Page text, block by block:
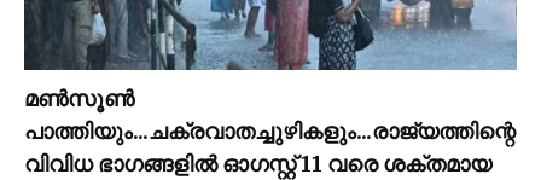
മണ്‍സൂണ്‍
പാത്തിയും...ചക്രവാതച്ചുഴികളും...രാജ്യത്തിന്റെ
വിവിധ ഭാഗങ്ങളില്‍ ഓഗസ്റ്റ് 11 വരെ ശക്തമായ